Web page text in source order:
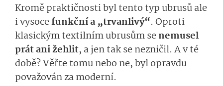
Kromě praktičnosti byl tento typ ubrusů ale
i vysocefunkční a „trvanlivý“. Oproti
klasickým textilním ubrusům senemusel
prát ani žehlit, a jen tak se nezničil. A v té
době? Věřte tomu nebo ne, byl opravdu
považován za moderní.